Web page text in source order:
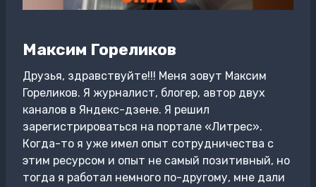
Максим Гореликов
Друзья, здравствуйте!!! Меня зовут Максим
Гореликов. Я журналист, блогер, автор двух
каналов в Яндекс-дзене. Я решил
зарегистрироваться на портале «Литрес».
Когда-то я уже имел опыт сотрудничества с
этим ресурсом и опыт не самый позитивный, но
тогда я работал немного по-другому, мне дали